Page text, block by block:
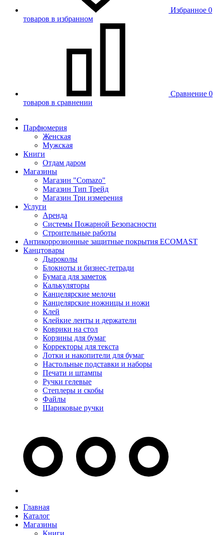
Избранное 0
товаров в избранном
Сравнение 0
товаров в сравнении
Парфюмерия
Женская
Мужская
Книги
Отдам даром
Магазины
Магазин "Comazo"
Магазин Тип Трейд
Магазин Три измерения
Услуги
Аренда
Системы Пожарной Безопасности
Строительные работы
Антикоррозионные защитные покрытия ECOMAST
Канцтовары
Дыроколы
Блокноты и бизнес-тетради
Бумага для заметок
Калькуляторы
Канцелярские мелочи
Канцелярские ножницы и ножи
Клей
Клейкие ленты и держатели
Коврики на стол
Корзины для бумаг
Корректоры для текста
Лотки и накопители для бумаг
Настольные подставки и наборы
Печати и штампы
Ручки гелевые
Степлеры и скобы
Файлы
Шариковые ручки
Главная
Каталог
Магазины
Книги